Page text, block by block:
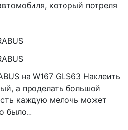
который потреля
на W167 GLS63 Наклеить
а проделать большой
каждую мелочь может
было…